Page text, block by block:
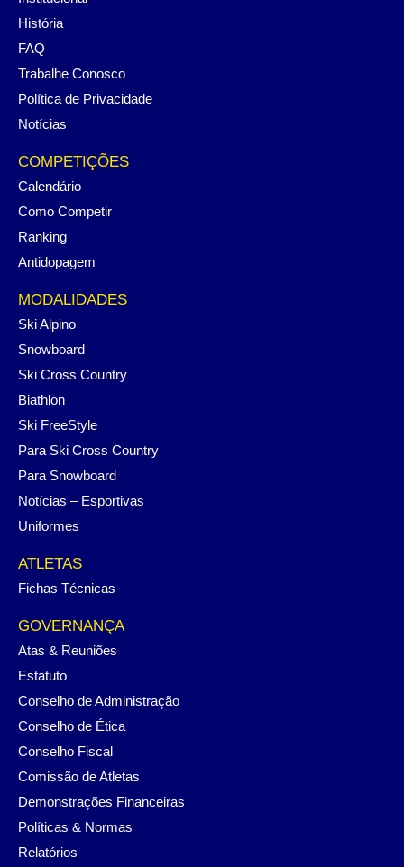
História
FAQ
Trabalhe Conosco
Política de Privacidade
Notícias
COMPETIÇÕES
Calendário
Como Competir
Ranking
Antidopagem
MODALIDADES
Ski Alpino
Snowboard
Ski Cross Country
Biathlon
Ski FreeStyle
Para Ski Cross Country
Para Snowboard
Notícias – Esportivas
Uniformes
ATLETAS
Fichas Técnicas
GOVERNANÇA
Atas & Reuniões
Estatuto
Conselho de Administração
Conselho de Ética
Conselho Fiscal
Comissão de Atletas
Demonstrações Financeiras
Políticas & Normas
Relatórios